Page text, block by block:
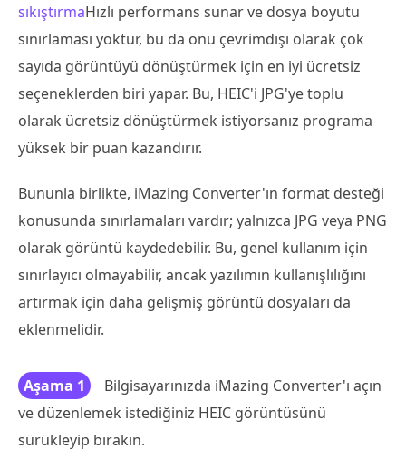
sıkıştırmaHızlı performans sunar ve dosya boyutu
sınırlaması yoktur, bu da onu çevrimdışı olarak çok
sayıda görüntüyü dönüştürmek için en iyi ücretsiz
seçeneklerden biri yapar. Bu, HEIC'i JPG'ye toplu
olarak ücretsiz dönüştürmek istiyorsanız programa
yüksek bir puan kazandırır.
Bununla birlikte, iMazing Converter'ın format desteği
konusunda sınırlamaları vardır; yalnızca JPG veya PNG
olarak görüntü kaydedebilir. Bu, genel kullanım için
sınırlayıcı olmayabilir, ancak yazılımın kullanışlılığını
artırmak için daha gelişmiş görüntü dosyaları da
eklenmelidir.
Aşama 1
Bilgisayarınızda iMazing Converter'ı açın
ve düzenlemek istediğiniz HEIC görüntüsünü
sürükleyip bırakın.